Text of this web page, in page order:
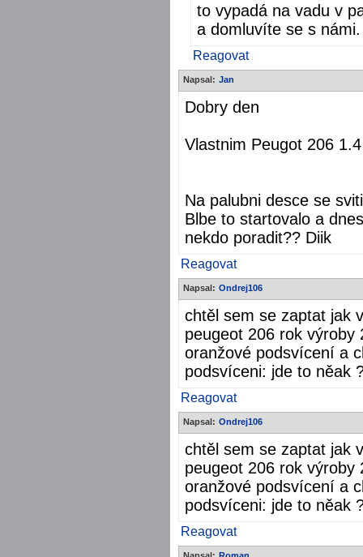
to vypadá na vadu v
a domluvíte se s
Reagovat
Napsal: Jan
Dobry den
Vlastnim Peugot 206
Na palubni desce se
Blbe to startovalo a
nekdo poradit?? Diik
Reagovat
Napsal: Ondrej106
chtěl sem se zaptat jak
peugeot 206 rok
oranžové podsvícení a
podsvíceni: jde to něak
Reagovat
Napsal: Ondrej106
chtěl sem se zaptat jak
peugeot 206 rok
oranžové podsvícení a
podsvíceni: jde to něak
Reagovat